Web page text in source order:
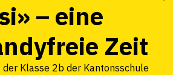
– eine
Zeit
Klasse 2b der Kantonsschule